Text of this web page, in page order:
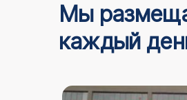
Мы
каждый